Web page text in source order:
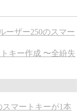
ーザー250のスマー
キー作成 〜全紛失
スマートキーが1本